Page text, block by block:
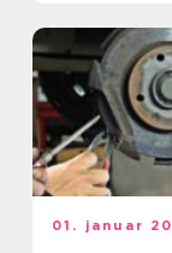
01. januar